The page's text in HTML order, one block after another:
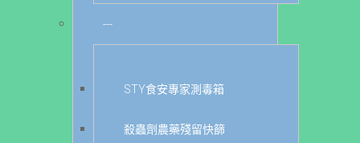
---
STY食安專家測毒箱
殺蟲劑農藥殘留快篩